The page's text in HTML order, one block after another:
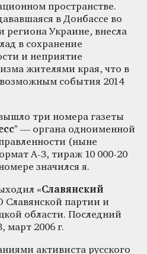
пространстве.
в Донбассе во
региона Украине, внесла
в сохранение
и неприятие
жителями края, что в
события 2014
три номера газеты
" — органа одноименной
(ныне
А-3, тираж 10 000-20
значился я.
«Славянский
партии и
области. Последний
март 2006 г.
активиста русского